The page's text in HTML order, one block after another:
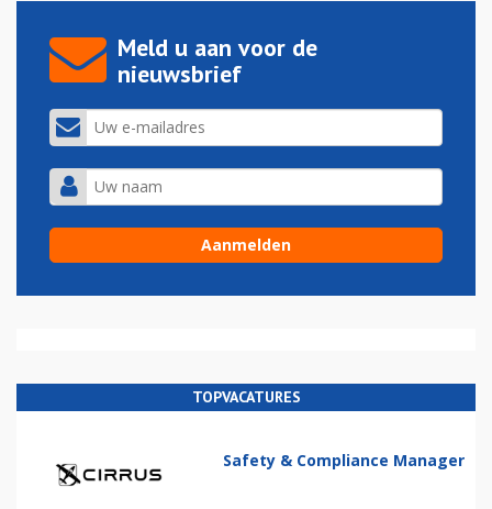
Meld u aan voor de
nieuwsbrief
TOPVACATURES
Safety & Compliance Manager